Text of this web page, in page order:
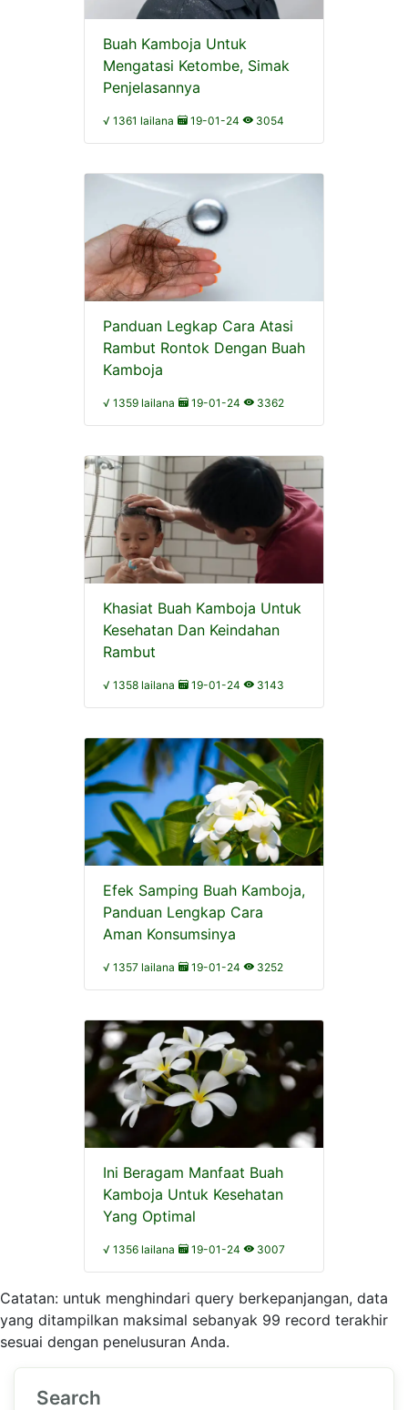
Buah Kamboja Untuk
Mengatasi Ketombe, Simak
Penjelasannya
√ 1361 lailana 19-01-24 3054
Panduan Legkap Cara Atasi
Rambut Rontok Dengan Buah
Kamboja
√ 1359 lailana 19-01-24 3362
Khasiat Buah Kamboja Untuk
Kesehatan Dan Keindahan
Rambut
√ 1358 lailana 19-01-24 3143
Efek Samping Buah Kamboja,
Panduan Lengkap Cara
Aman Konsumsinya
√ 1357 lailana 19-01-24 3252
Ini Beragam Manfaat Buah
Kamboja Untuk Kesehatan
Yang Optimal
√ 1356 lailana 19-01-24 3007
Catatan: untuk menghindari query berkepanjangan, data
yang ditampilkan maksimal sebanyak 99 record terakhir
sesuai dengan penelusuran Anda.
Search